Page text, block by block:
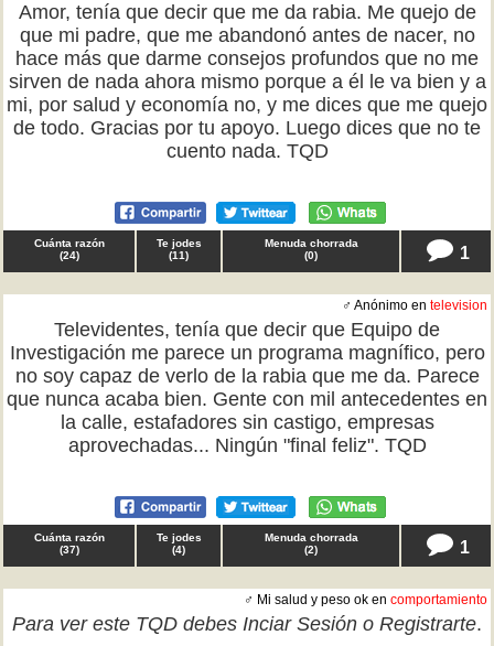
Amor, tenía que decir que me da rabia. Me quejo de
que mi padre, que me abandonó antes de nacer, no
hace más que darme consejos profundos que no me
sirven de nada ahora mismo porque a él le va bien y a
mi, por salud y economía no, y me dices que me quejo
de todo. Gracias por tu apoyo. Luego dices que no te
cuento nada. TQD
Cuánta razón
(24)
Te jodes
(11)
Menuda chorrada
(0) 1
♂ Anónimo en television
Televidentes, tenía que decir que Equipo de
Investigación me parece un programa magnífico, pero
no soy capaz de verlo de la rabia que me da. Parece
que nunca acaba bien. Gente con mil antecedentes en
la calle, estafadores sin castigo, empresas
aprovechadas... Ningún "final feliz". TQD
Cuánta razón
(37)
Te jodes
(4)
Menuda chorrada
(2) 1
♂ Mi salud y peso ok en comportamiento
Para ver este TQD debes Inciar Sesión o Registrarte.